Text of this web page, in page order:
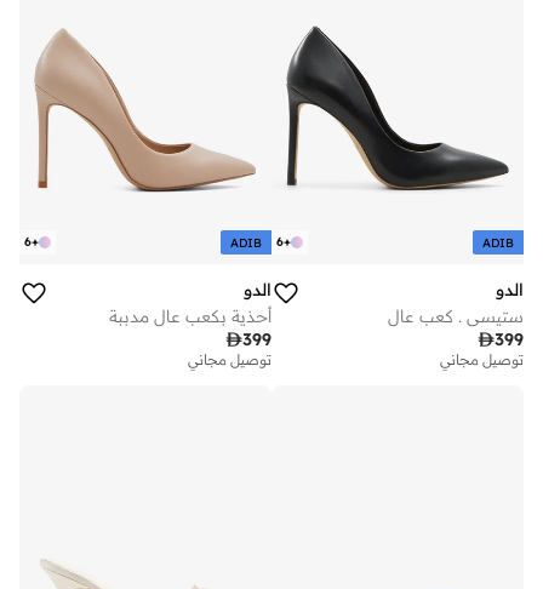
+
6 ADIB
الدو
ستيسي . كعب عالٍ
399
توصيل مجاني
+
6 ADIB
الدو
أحذية بكعب عالٍ مدببة
399
توصيل مجاني